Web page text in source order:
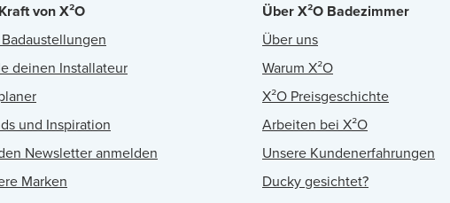
von X²O
Badaustellungen
deinen Installateur
und Inspiration
Newsletter anmelden
Marken
Über X²O Badezimmer
Über uns
Warum X²O
X²O Preisgeschichte
Arbeiten bei X²O
Unsere Kundenerfahrungen
Ducky gesichtet?